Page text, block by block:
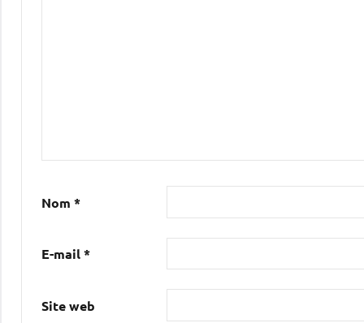
Nom *
E-mail*
Site web